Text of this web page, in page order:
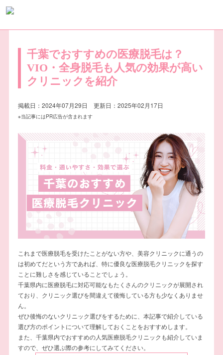
千葉でおすすめの医療脱毛は？
VIO・全身脱毛も人気の効果が高い
クリニックを紹介
掲載日：2024年07月29日 更新日：2025年02月17日
※当記事にはPR広告が含まれます
これまで医療脱毛を受けたことがない方や、美容クリニックに通うの
は初めてだという方であれば、特に優良な医療脱毛クリニックを探す
ことに難しさを感じていることでしょう。
千葉県内に医療脱毛に対応可能なもたくさんのクリニックが展開され
ており、クリニック選びを間違えて後悔している方も少なくありませ
ん。
ぜひ後悔のないクリニック選びをするために、本記事で紹介している
選び方のポイントについて理解しておくことをおすすめします。
また、千葉県内でおすすめの人気医療脱毛クリニックも紹介していま
すので、ぜひ選ぶ際の参考にしてみてください。